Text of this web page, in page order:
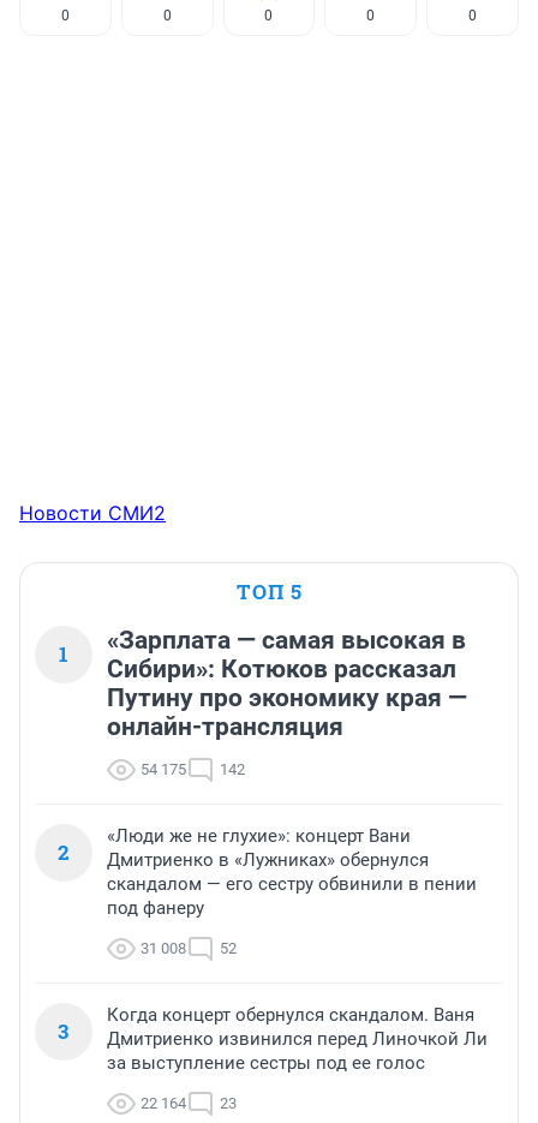
0 0 0 0 0
Новости СМИ2
ТОП 5
1
«Зарплата — самая высокая в
Сибири»: Котюков рассказал
Путину про экономику края —
онлайн-трансляция
54 175 142
2
«Люди же не глухие»: концерт Вани
Дмитриенко в «Лужниках» обернулся
скандалом — его сестру обвинили в пении
под фанеру
31 008 52
3
Когда концерт обернулся скандалом. Ваня
Дмитриенко извинился перед Линочкой Ли
за выступление сестры под ее голос
22 164 23